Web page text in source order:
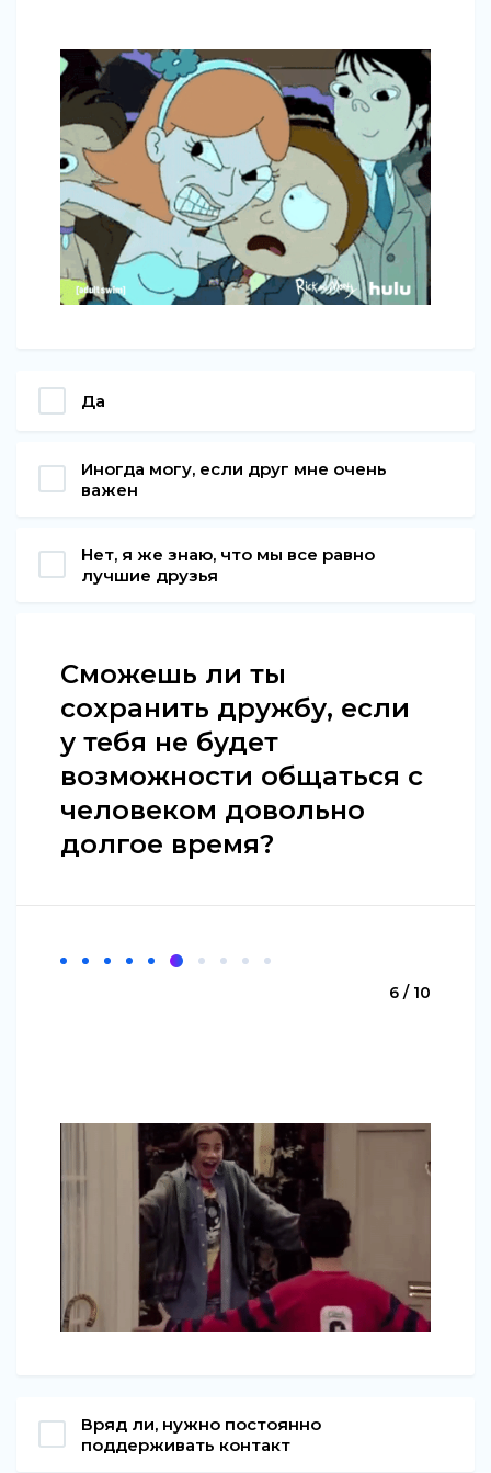
Да
Иногда могу, если друг мне очень
важен
Нет, я же знаю, что мы все равно
лучшие друзья
Сможешь ли ты
сохранить дружбу, если
у тебя не будет
возможности общаться с
человеком довольно
долгое время?
6 / 10
Вряд ли, нужно постоянно
поддерживать контакт